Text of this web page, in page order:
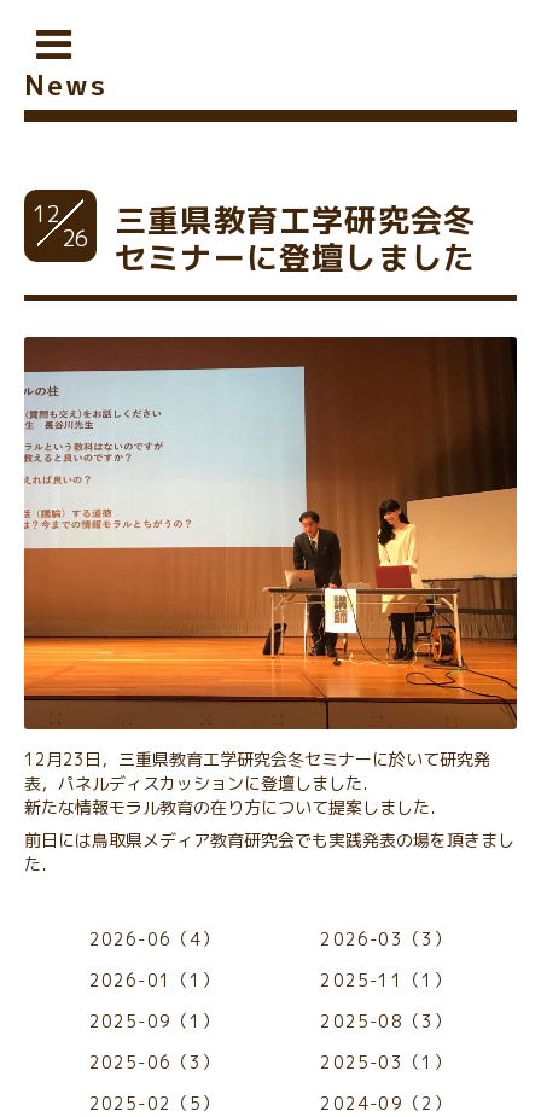
News
12
26
三重県教育工学研究会冬
セミナーに登壇しました
12月23日，三重県教育工学研究会冬セミナーに於いて研究発
表，パネルディスカッションに登壇しました．
新たな情報モラル教育の在り方について提案しました．
前日には鳥取県メディア教育研究会でも実践発表の場を頂きまし
た．
2026-06（4）
2026-03（3）
2026-01（1）
2025-11（1）
2025-09（1）
2025-08（3）
2025-06（3）
2025-03（1）
2025-02（5）
2024-09（2）